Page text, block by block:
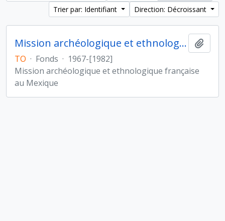
Trier par: Identifiant
Direction: Décroissant
Mission archéologique et ethnologique française au Mexique
TO · Fonds · 1967-[1982]
Mission archéologique et ethnologique française
au Mexique